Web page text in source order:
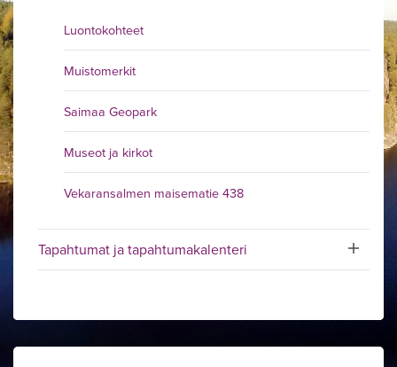
Luontokohteet
Muistomerkit
Saimaa Geopark
Museot ja kirkot
Vekaransalmen maisematie 438
Tapahtumat ja tapahtumakalenteri Toggle